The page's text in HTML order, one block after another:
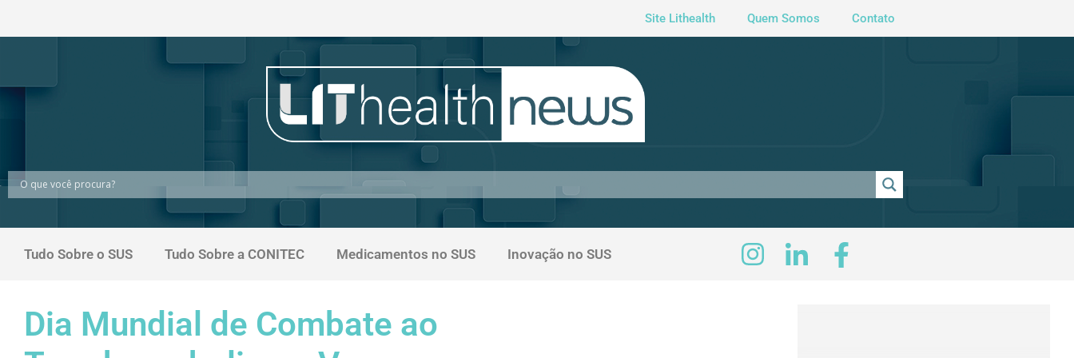
Site Lithealth Quem Somos Contato
Tudo Sobre o SUS Tudo Sobre a CONITEC Medicamentos no SUS Inovação no SUS
Dia Mundial de Combate ao